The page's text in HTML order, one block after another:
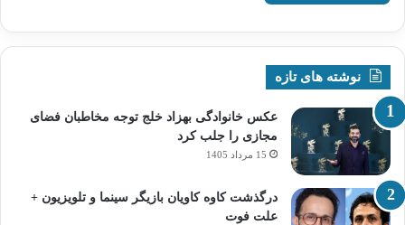
نوشته های تازه
عکس خانوادگی بهزاد خلج توجه مخاطبان فضای
مجازی را جلب کرد
15 مرداد 1405
درگذشت کاوه کاویان بازیگر سینما و تلویزیون +
علت فوت